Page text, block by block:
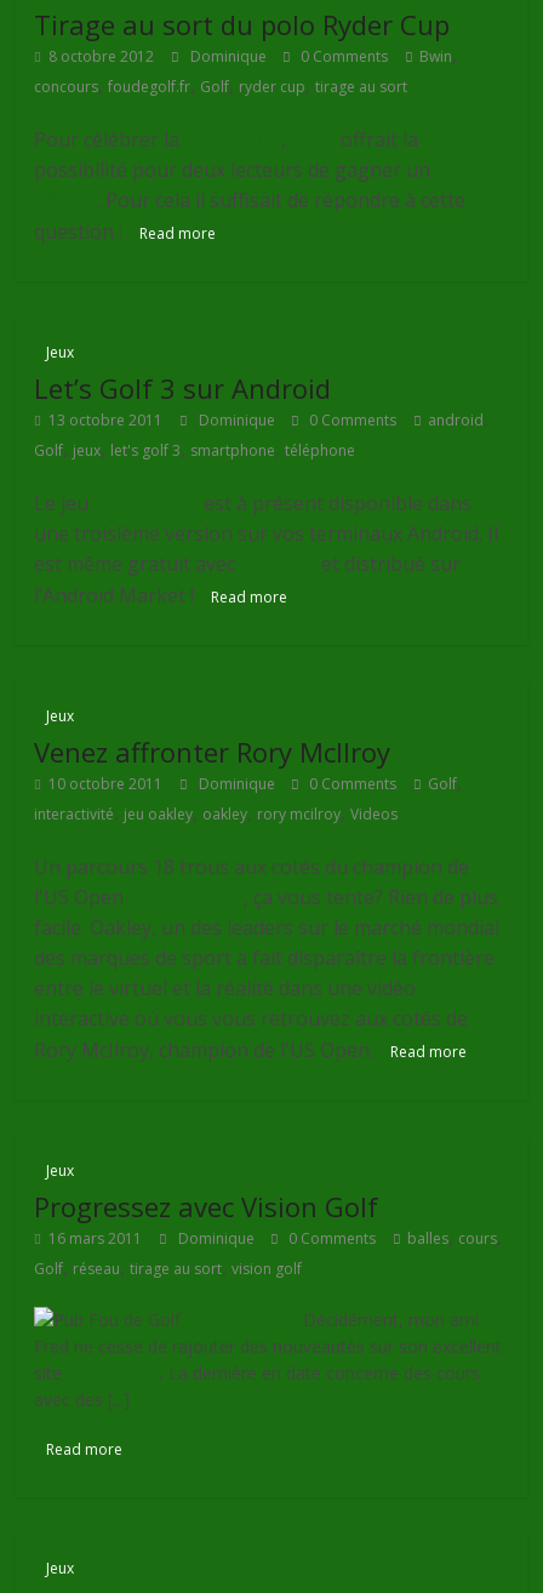
Tirage au sort du polo Ryder Cup
8 octobre 2012 Dominique 0 Comments Bwin,
concours,foudegolf.fr, Golf, ryder cup,tirage au sort
Pour célébrer la ,
offrait la
possibilité pour deux lecteurs de gagner un
. Pour cela il suffisait de répondre à cette
question :
Read more
Jeux
Let’s Golf 3 sur Android
13 octobre 2011 Dominique 0 Comments android,
Golf, jeux, let's golf 3, smartphone,téléphone
Le jeu
est à présent disponible dans
une troisième version sur vos terminaux Android. Il
est même gratuit avec
et distribué sur
l’Android Market !
Read more
Jeux
Venez affronter Rory McIlroy
10 octobre 2011 Dominique 0 Comments Golf,
interactivité, jeu oakley, oakley, rory mcilroy,Videos
Un parcours 18 trous aux cotés du champion de
l'US Open
, ça vous tente? Rien de plus
facile. Oakley, un des leaders sur le marché mondial
des marques de sport a fait disparaître la frontière
entre le virtuel et la réalité dans une vidéo
interactive où vous vous retrouvez aux cotés de
Rory McIlroy, champion de l'US Open. Read more
Jeux
Progressez avec Vision Golf
16 mars 2011 Dominique 0 Comments balles, cours,
Golf, réseau,tirage au sort,vision golf
Décidément, mon ami
Fred ne cesse de rajouter des nouveautés sur son excellent
site
. La dernière en date concerne des cours
avec des [...]
Read more
Jeux